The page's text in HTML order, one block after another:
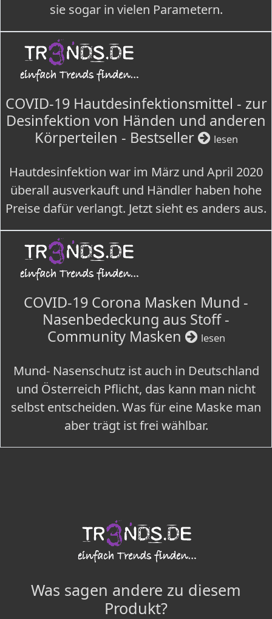
sie sogar in vielen Parametern.
COVID-19 Hautdesinfektionsmittel - zur
Desinfektion von Händen und anderen
Körperteilen - Bestseller
lesen
Hautdesinfektion war im März und April 2020
überall ausverkauft und Händler haben hohe
Preise dafür verlangt. Jetzt sieht es anders aus.
COVID-19 Corona Masken Mund -
Nasenbedeckung aus Stoff -
Community Masken
lesen
Mund- Nasenschutz ist auch in Deutschland
und Österreich Pflicht, das kann man nicht
selbst entscheiden. Was für eine Maske man
aber trägt ist frei wählbar.
Was sagen andere zu diesem
Produkt?